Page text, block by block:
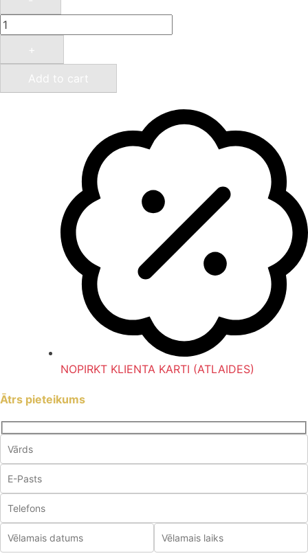
+
Add to cart
NOPIRKT KLIENTA KARTI (ATLAIDES)
Ātrs pieteikums